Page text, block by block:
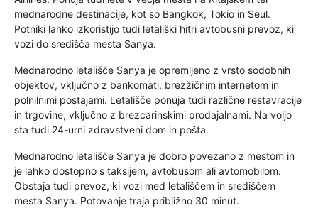
mednarodne destinacije, kot so Bangkok, Tokio in Seul.
Potniki lahko izkoristijo tudi letališki hitri avtobusni prevoz, ki
vozi do središča mesta Sanya.
Mednarodno letališče Sanya je opremljeno z vrsto sodobnih
objektov, vključno z bankomati, brezžičnim internetom in
polnilnimi postajami. Letališče ponuja tudi različne restavracije
in trgovine, vključno z brezcarinskimi prodajalnami. Na voljo
sta tudi 24-urni zdravstveni dom in pošta.
Mednarodno letališče Sanya je dobro povezano z mestom in
je lahko dostopno s taksijem, avtobusom ali avtomobilom.
Obstaja tudi prevoz, ki vozi med letališčem in središčem
mesta Sanya. Potovanje traja približno 30 minut.